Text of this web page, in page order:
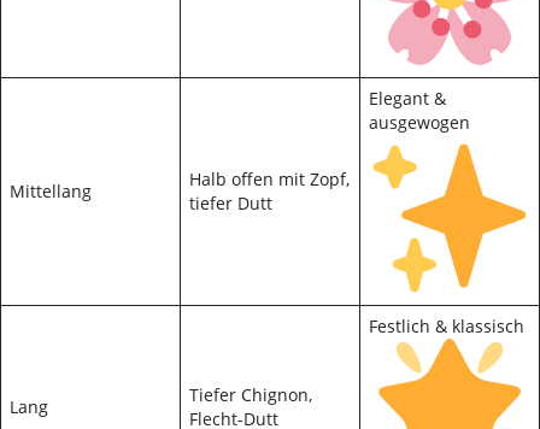
Mittellang
Halb offen mit Zopf,
tiefer Dutt
Elegant &
ausgewogen
Lang
Tiefer Chignon,
Flecht-Dutt
Festlich & klassisch